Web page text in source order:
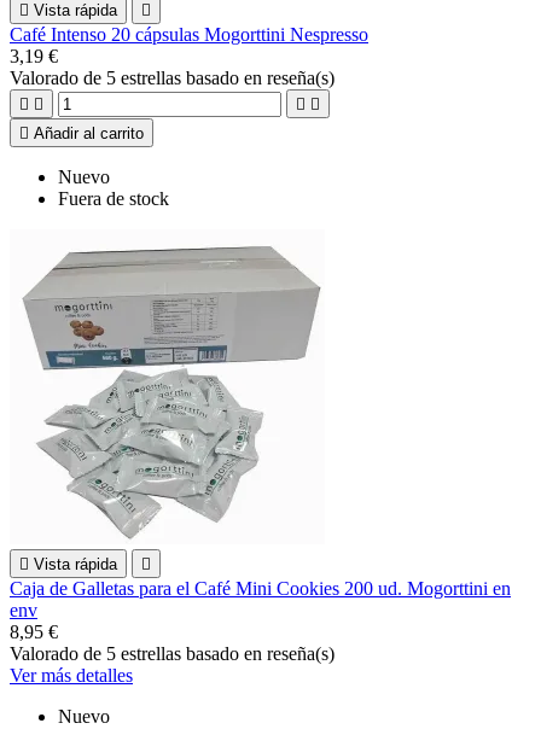
 Vista rápida 
Café Intenso 20 cápsulas Mogorttini Nespresso
3,19 €
Valorado de 5 estrellas basado en reseña(s)
   
 Añadir al carrito
Nuevo
Fuera de stock
 Vista rápida 
Caja de Galletas para el Café Mini Cookies 200 ud. Mogorttini en
env
8,95 €
Valorado de 5 estrellas basado en reseña(s)
Ver más detalles
Nuevo